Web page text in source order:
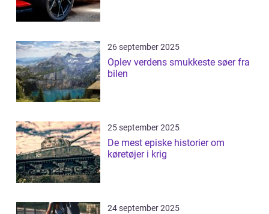
26 september 2025
Oplev verdens smukkeste søer fra
bilen
25 september 2025
De mest episke historier om
køretøjer i krig
24 september 2025